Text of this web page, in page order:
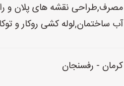
مصرف,طراحی نقشه های پلان و
آب ساختمان,لوله کشی روکار و
کرمان - رفسنجان